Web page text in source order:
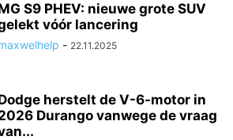
S9 PHEV: nieuwe grote SUV
vóór lancering
- 22.11.2025
herstelt de V-6-motor in
Durango vanwege de vraag